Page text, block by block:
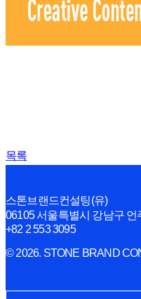
목록
스톤브랜드컨설팅(유)
06105 서울특별시 강남구 언
+82 2 553 3095
© 2026. STONE BRAND